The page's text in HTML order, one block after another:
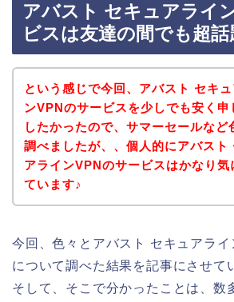
アバスト セキュアライ
ビスは友達の間でも超話
という感じで今回、アバスト セキュ
ンVPNのサービスを少しでも安く申
したかったので、サマーセールなど
調べましたが、、個人的にアバスト
アラインVPNのサービスはかなり気
ています♪
今回、色々とアバスト セキュアラ
について調べた結果を記事にさせて
そして、そこで分かったことは、数